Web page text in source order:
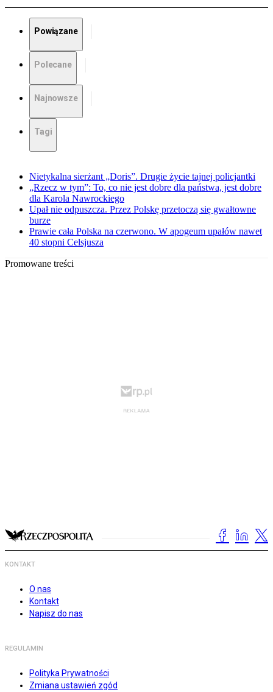
Powiązane
Polecane
Najnowsze
Tagi
Nietykalna sierżant „Doris”. Drugie życie tajnej policjantki
„Rzecz w tym”: To, co nie jest dobre dla państwa, jest dobre
dla Karola Nawrockiego
Upał nie odpuszcza. Przez Polskę przetoczą się gwałtowne
burze
Prawie cała Polska na czerwono. W apogeum upałów nawet
40 stopni Celsjusza
Promowane treści
KONTAKT
O nas
Kontakt
Napisz do nas
REGULAMIN
Polityka Prywatności
Zmiana ustawień zgód